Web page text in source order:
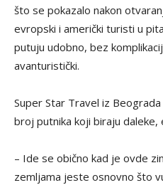
što se pokazalo nakon
evropski i američki turisti u
putuju udobno, bez
avanturistički.
Super Star Travel iz
broj putnika koji biraju
– Ide se obično kad je ovde
zemljama jeste osnovno što